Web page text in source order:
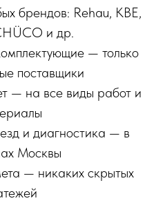
брендов: Rehau, KBE,
и др.
— только
поставщики
— на все виды работ и
и диагностика — в
Москвы
— никаких скрытых